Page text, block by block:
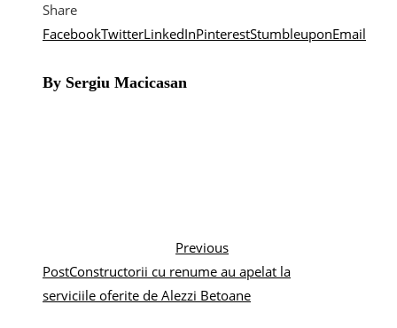
Share
FacebookTwitterLinkedInPinterestStumbleuponEmail
By Sergiu Macicasan
Previous
PostConstructorii cu renume au apelat la
serviciile oferite de Alezzi Betoane